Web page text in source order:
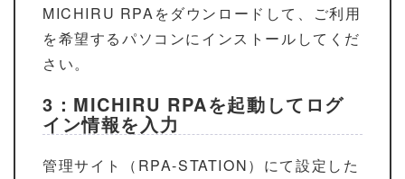
MICHIRU RPAをダウンロードして、ご利用
を希望するパソコンにインストールしてくだ
さい。
3：MICHIRU RPAを起動してログ
イン情報を入力
管理サイト（RPA-STATION）にて設定した